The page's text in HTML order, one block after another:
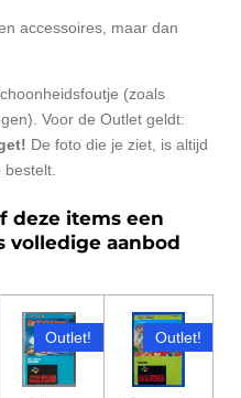
accessoires, maar dan
(zoals
Voor de Outlet geldt:
De foto die je ziet, is altijd
deze items een
volledige aanbod
Outlet! Outlet!